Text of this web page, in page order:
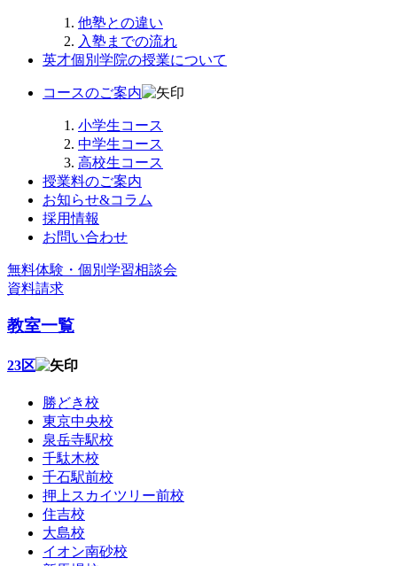
他塾との違い
入塾までの流れ
英才個別学院の授業について
コースのご案内
小学生コース
中学生コース
高校生コース
授業料のご案内
お知らせ&コラム
採用情報
お問い合わせ
無料体験・個別学習相談会
資料請求
教室一覧
23区
勝どき校
東京中央校
泉岳寺駅校
千駄木校
千石駅前校
押上スカイツリー前校
住吉校
大島校
イオン南砂校